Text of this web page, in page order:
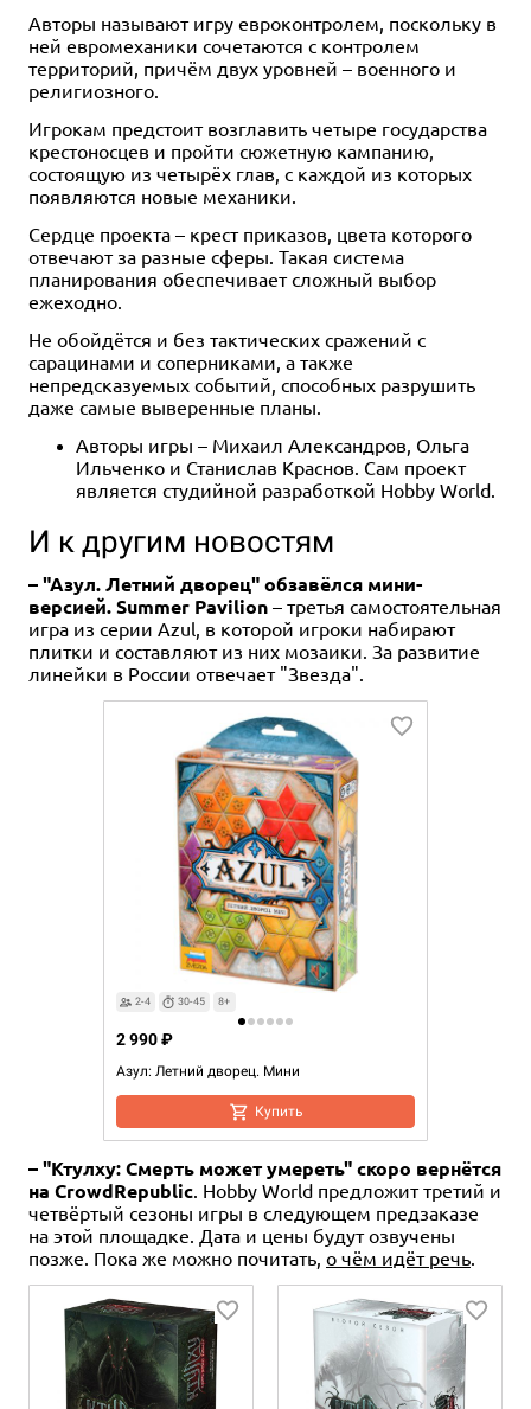
Shadowrun: Шестой мир.
Мобильный гримуар. Колода
499 ₽
Купить
Shadowrun: Шестой мир.
Арсенал бегущего. Колода
499 ₽
Купить
Авторы называют игру евроконтролем, поскольку в
ней евромеханики сочетаются с контролем
территорий, причём двух уровней – военного и
религиозного.
Игрокам предстоит возглавить четыре государства
крестоносцев и пройти сюжетную кампанию,
состоящую из четырёх глав, с каждой из которых
появляются новые механики.
Сердце проекта – крест приказов, цвета которого
отвечают за разные сферы. Такая система
планирования обеспечивает сложный выбор
ежеходно.
Не обойдётся и без тактических сражений с
сарацинами и соперниками, а также
непредсказуемых событий, способных разрушить
даже самые выверенные планы.
Авторы игры – Михаил Александров, Ольга
Ильченко и Станислав Краснов. Сам проект
является студийной разработкой Hobby World.
И к другим новостям
– "Азул. Летний дворец" обзавёлся мини-
версией. Summer Pavilion – третья самостоятельная
игра из серии Azul, в которой игроки набирают
плитки и составляют из них мозаики. За развитие
линейки в России отвечает "Звезда".
2-4 30-45 8+
Азул: Летний дворец. Мини
2 990 ₽
Купить
– "Ктулху: Смерть может умереть" скоро вернётся
на CrowdRepublic. Hobby World предложит третий и
четвёртый сезоны игры в следующем предзаказе
на этой площадке. Дата и цены будут озвучены
позже. Пока же можно почитать, о чём идёт речь.